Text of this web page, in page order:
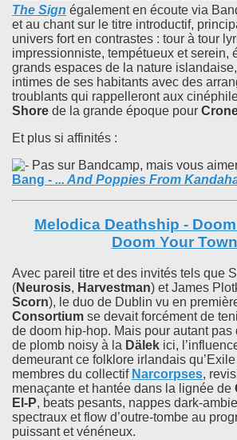
The Sign également en écoute via
et au chant sur le titre introductif,
univers fort en contrastes : tour à tour
impressionniste, tempétueux et serein,
grands espaces de la nature
intimes de ses habitants avec des
troublants qui rappelleront aux
Shore de la grande époque pour
Et plus si affinités :
Pas sur Bandcamp, mais vous
Bang - ... And Poppies From
Melodica Deathship -
Doom Your
Avec pareil titre et des invités tels que
(Neurosis, Harvestman) et James
Scorn), le duo de Dublin vu en
Consortium se devait forcément de
de doom hip-hop. Mais pour autant
de plomb noisy à la Dälek ici,
demeurant ce folklore irlandais
membres du collectif Narcorpses,
menaçante et hantée dans la lignée de
El-P, beats pesants, nappes dark-
spectraux et flow d’outre-tombe au
puissant et vénéneux.